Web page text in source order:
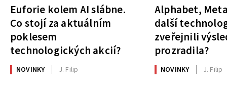
Euforie kolem AI slábne.
Co stojí za aktuálním
poklesem
technologických akcií?
NOVINKY J. Filip
Alphabet,
další
zveřejnili
prozradila?
NOVINKY J. Filip